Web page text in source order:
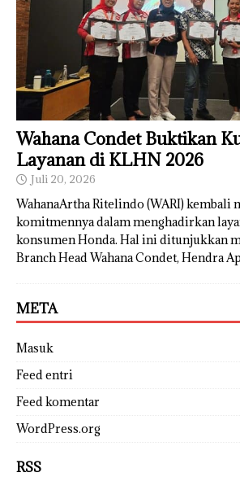
Wahana Condet Buktikan
Layanan di KLHN 2026
Juli 20, 2026
WahanaArtha Ritelindo (WARI) kembali
komitmennya dalam menghadirkan
konsumen Honda. Hal ini ditunjukkan
Branch Head Wahana Condet, Hendra
META
Masuk
Feed entri
Feed komentar
WordPress.org
RSS